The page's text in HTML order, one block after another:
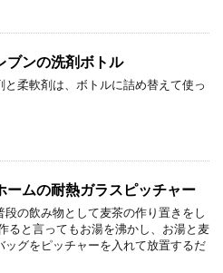
ブンの洗剤ボトル
と柔軟剤は、ボトルに詰め替えて使っ
ームの耐熱ガラスピッチャー
段の飲み物として麦茶の作り置きをし
ると言ってもお湯を沸かし、お湯と麦
ッグをピッチャーを入れて放置するだ